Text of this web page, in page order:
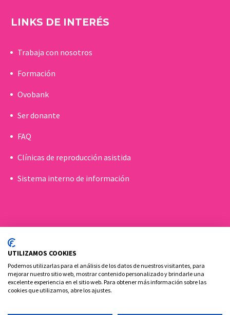
LINKS DE INTERÉS
Trabaja con nosotros
Formación
Ovobank
Ser donante
FAQ
Clínicas de reproducción asistida
Sistema interno de información
UTILIZAMOS COOKIES
Podemos utilizarlas para el análisis de los datos de nuestros visitantes, para
mejorar nuestro sitio web, mostrar contenido personalizado y brindarle una
excelente experiencia en el sitio web. Para obtener más información sobre las
cookies que utilizamos, abre los ajustes.